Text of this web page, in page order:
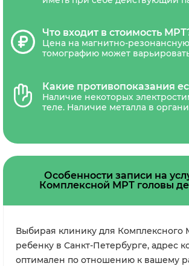
должны сопровождаться
представителем(один из
законный представитель
Что входит в стоимость
Цена на магнитно-резонансную
томографию может
сверхвысокопольные), наличия
скидок. В стоимость
входит диагностика,
заключение рентгенолога и
диагностических центрах
услуга распечатки снимка на
Какие противопоказания
Наличие некоторых
теле. Наличие металла в
Особенности записи на
Комплексной МРТ головы
Выбирая клинику для Комплексного
ребенку в Санкт-Петербурге, адрес
оптимален по отношению к вашему